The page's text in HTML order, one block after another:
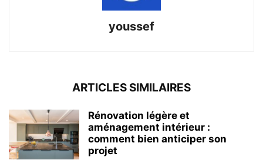
youssef
ARTICLES SIMILAIRES
Rénovation légère et
aménagement intérieur :
comment bien anticiper son
projet